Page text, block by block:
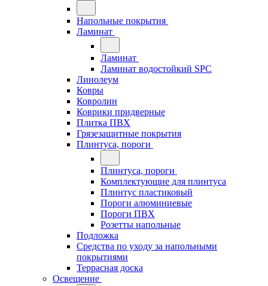
Напольные покрытия
Ламинат
Ламинат
Ламинат водостойкий SPC
Линолеум
Ковры
Ковролин
Коврики придверные
Плитка ПВХ
Грязезащитные покрытия
Плинтуса, пороги
Плинтуса, пороги
Комплектующие для плинтуса
Плинтус пластиковый
Пороги алюминиевые
Пороги ПВХ
Розетты напольные
Подложка
Средства по уходу за напольными
покрытиями
Террасная доска
Освещение